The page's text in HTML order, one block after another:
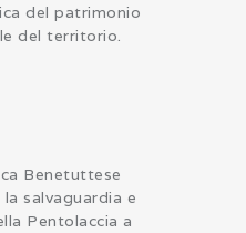
del patrimonio
del territorio.
Benetuttese
salvaguardia e
Pentolaccia a